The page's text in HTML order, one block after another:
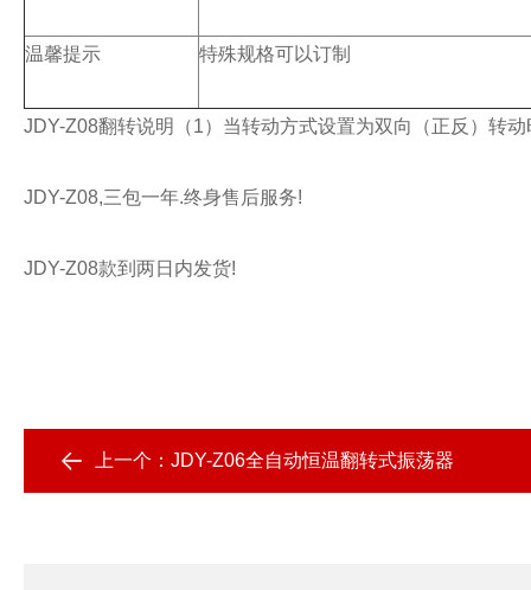
温馨提示 特殊规格可以订制
JDY-Z08翻转说明（1）当转动方式设置为双向（正反）转
JDY-Z08,三包一年.终身售后服务!
JDY-Z08款到两日内发货!
上一个： JDY-Z06全自动恒温翻转式振荡器